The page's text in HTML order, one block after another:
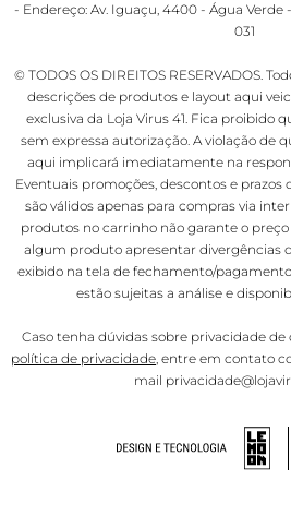
- Endereço: Av. Iguaçu, 4400 - Água Verde
031
© TODOS OS DIREITOS RESERVADOS.
descrições de produtos e layout aqui
exclusiva da Loja Virus 41. Fica proibido
sem expressa autorização. A violação de
aqui implicará imediatamente na
Eventuais promoções, descontos e
são válidos apenas para compras via
produtos no carrinho não garante o
algum produto apresentar divergências
exibido na tela de fechamento/
estão sujeitas a análise e
Caso tenha dúvidas sobre privacidade de
política de privacidade, entre em contato
mail